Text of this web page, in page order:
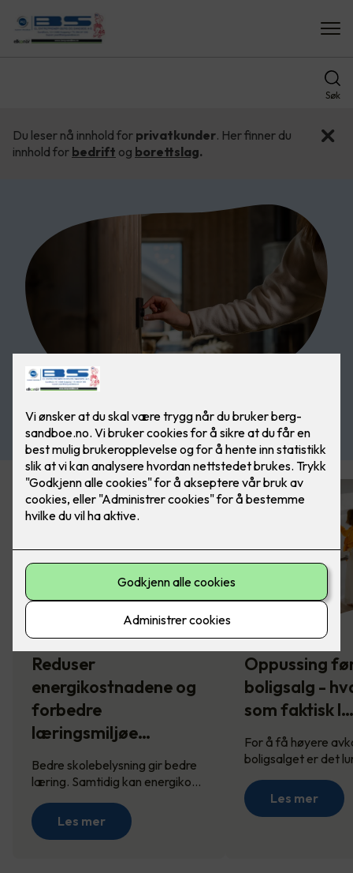
Søk
Du leser nå innhold for privatkunder. Her finner du
innhold for bedrift og borettslag.
Reduser
energikostnadene og
forbedre
læringsmiljøe…
Bedre skolebelysning gir bedre
læring. Samtidig kan energiko…
Les mer
Oppussing
boligsalg -
som faktisk l…
For å få høyere
boligsalget er det
Les mer